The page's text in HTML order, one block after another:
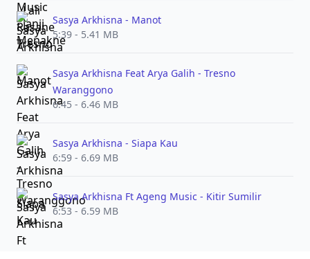
Sasya Arkhisna - Manot
5:39 - 5.41 MB
Sasya Arkhisna Feat Arya Galih - Tresno
Waranggono
6:45 - 6.46 MB
Sasya Arkhisna - Siapa Kau
6:59 - 6.69 MB
Sasya Arkhisna Ft Ageng Music - Kitir Sumilir
6:53 - 6.59 MB